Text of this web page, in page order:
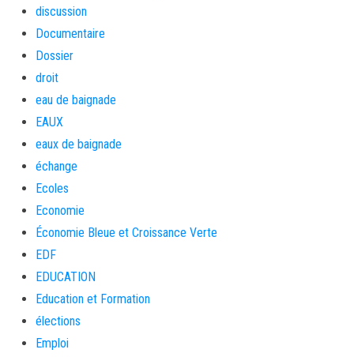
discussion
Documentaire
Dossier
droit
eau de baignade
EAUX
eaux de baignade
échange
Ecoles
Economie
Économie Bleue et Croissance Verte
EDF
EDUCATION
Education et Formation
élections
Emploi